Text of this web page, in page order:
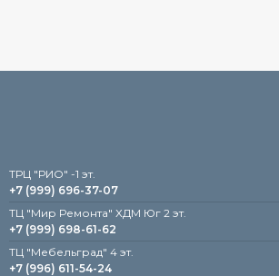
TРЦ "РИО" -1 эт.
+7 (999) 696-37-07
ТЦ "Мир Ремонта" ХДМ Юг 2 эт.
+7 (999) 698-61-62
TЦ "Мебельград" 4 эт.
+7 (996) 611-54-24